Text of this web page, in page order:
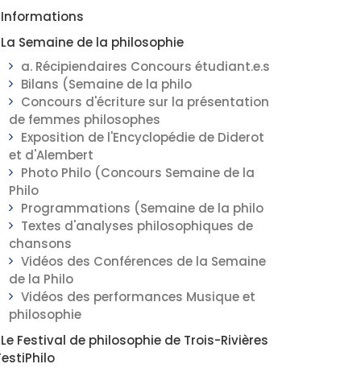
Informations
La Semaine de la philosophie
a. Récipiendaires Concours étudiant.e.s
Bilans (Semaine de la philo
Concours d'écriture sur la présentation
de femmes philosophes
Exposition de l'Encyclopédie de Diderot
et d'Alembert
Photo Philo (Concours Semaine de la
Philo
Programmations (Semaine de la philo
Textes d'analyses philosophiques de
chansons
Vidéos des Conférences de la Semaine
de la Philo
Vidéos des performances Musique et
philosophie
Le Festival de philosophie de Trois-Rivières